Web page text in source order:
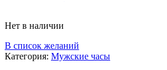
Нет в наличии
В список желаний
Категория: Мужские часы